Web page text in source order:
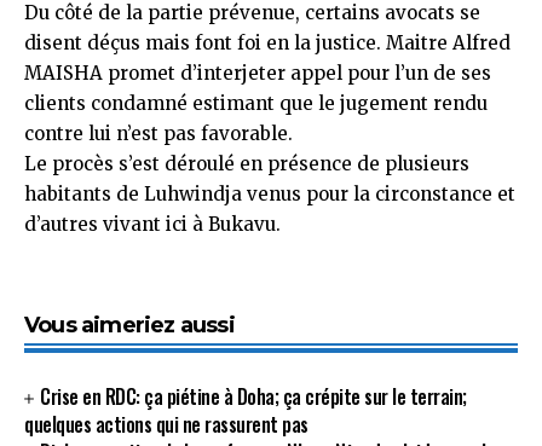
Du côté de la partie prévenue, certains avocats se
disent déçus mais font foi en la justice. Maitre Alfred
MAISHA promet d’interjeter appel pour l’un de ses
clients condamné estimant que le jugement rendu
contre lui n’est pas favorable.
Le procès s’est déroulé en présence de plusieurs
habitants de Luhwindja venus pour la circonstance et
d’autres vivant ici à Bukavu.
Vous aimeriez aussi
Crise en RDC: ça piétine à Doha; ça crépite sur le terrain;
quelques actions qui ne rassurent pas